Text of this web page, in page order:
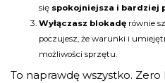
się spokojniejsza i bardziej
Wyłączasz blokadę równie
poczujesz, że warunki i
możliwości sprzętu.
To naprawdę wszystko.